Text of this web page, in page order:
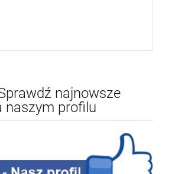
najnowsze
naszym profilu